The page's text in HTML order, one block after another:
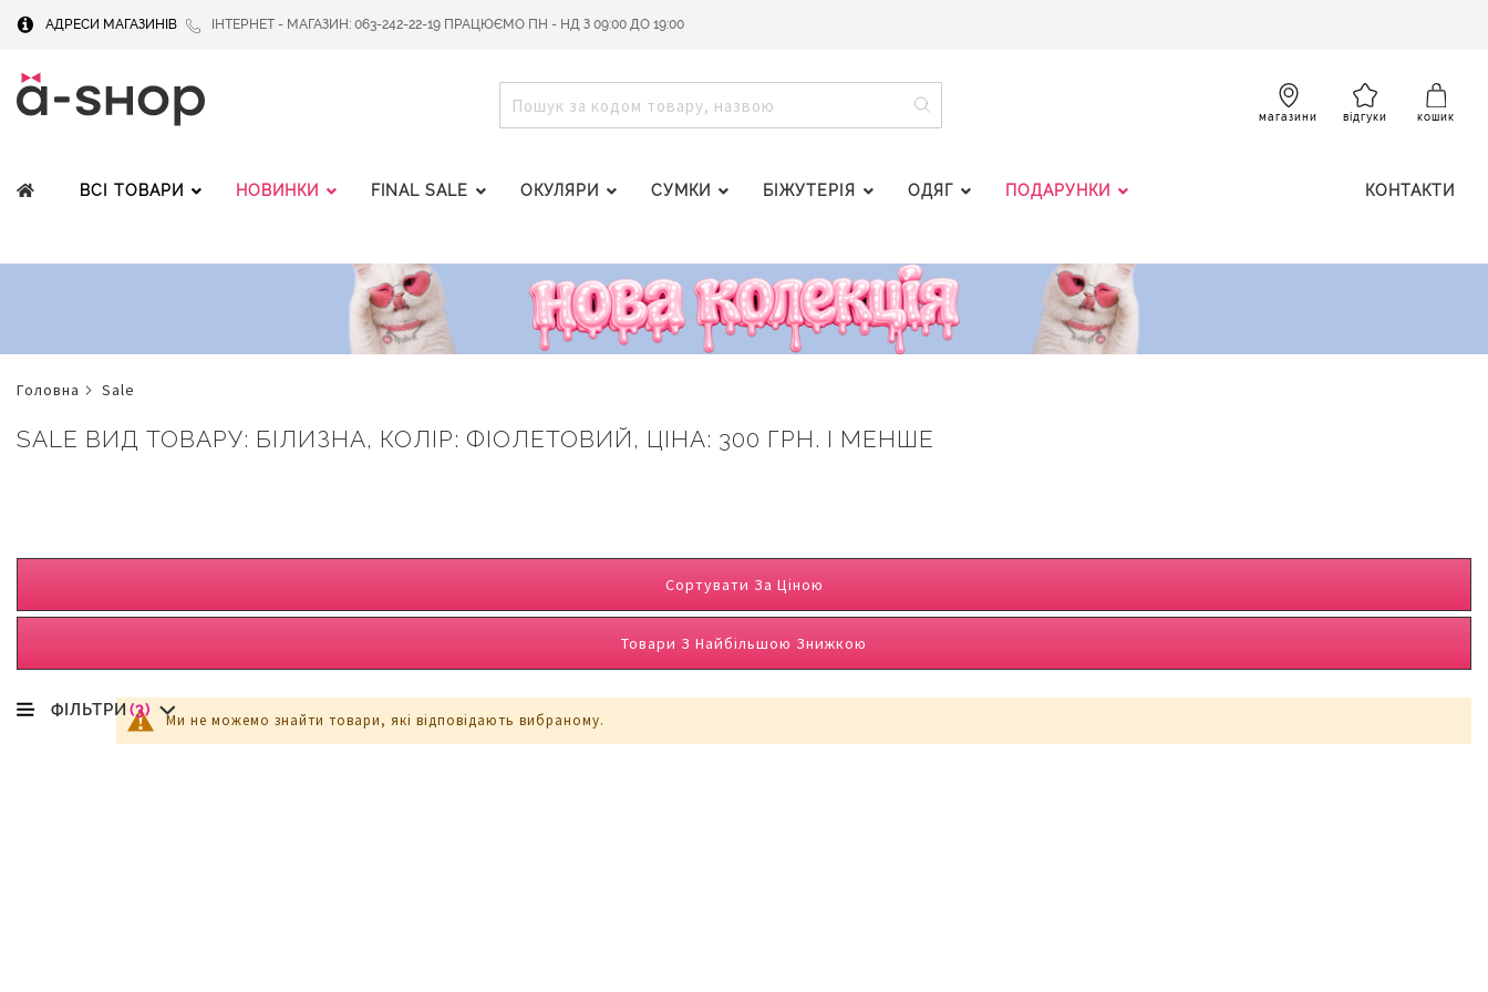
АДРЕСИ МАГАЗИНІВ ІНТЕРНЕТ - МАГАЗИН: 063-242-22-19 ПРАЦЮЄМО ПН - НД З 09:00 ДО 19:00
ПОШУК
магазини відгуки кошик
ВСІ ТОВАРИ НОВИНКИ FINAL SALE ОКУЛЯРИ СУМКИ БІЖУТЕРІЯ ОДЯГ ПОДАРУНКИ КОНТАКТИ
головна sale
SALE ВИД ТОВАРУ: БІЛИЗНА, КОЛІР: ФІОЛЕТОВИЙ, ЦІНА: 300 ГРН. І МЕНШЕ
Сортувати За Ціною
Товари З Найбільшою Знижкою
Ми не можемо знайти товари, які відповідають вибраному.
ФІЛЬТРИ (3)